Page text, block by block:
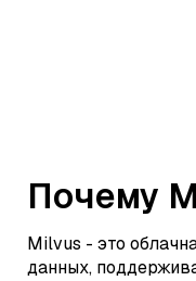
Почему
Milvus - это
данных,